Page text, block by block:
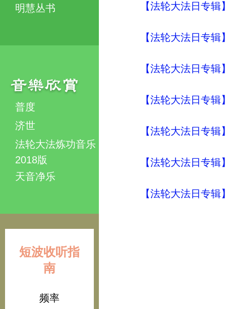
明慧丛书
普度
济世
法轮大法炼功音乐
2018版
天音净乐
短波收听指
南
频率
【法轮大法日专
【法轮大法日专
【法轮大法日专
【法轮大法日专
【法轮大法日专
【法轮大法日专
【法轮大法日专